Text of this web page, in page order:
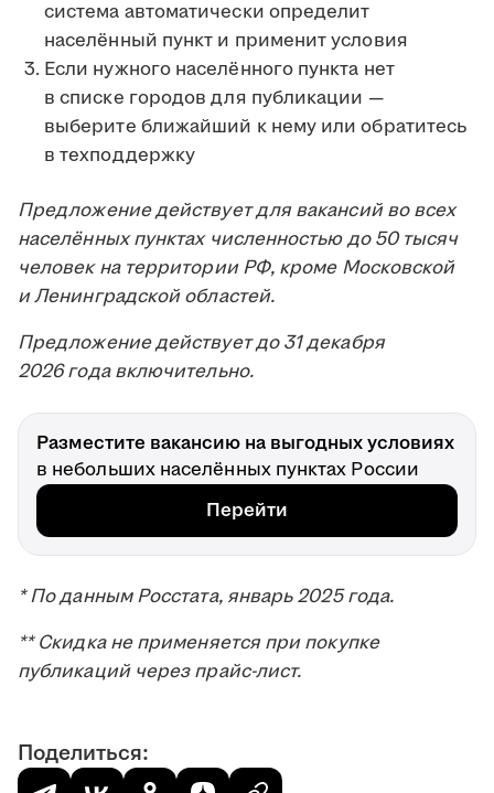
система автоматически определит
населённый пункт и применит условия
Если нужного населённого пункта нет
в списке городов для публикации —
выберите ближайший к нему или обратитесь
в техподдержку
Предложение действует для вакансий во всех
населённых пунктах численностью до 50 тысяч
человек на территории РФ, кроме Московской
и Ленинградской областей.
Предложение действует до 31 декабря
2026 года включительно.
Разместите вакансию на выгодных условиях
в небольших населённых пунктах России
Перейти
* По данным Росстата, январь 2025 года.
** Скидка не применяется при покупке
публикаций через прайс-лист.
Поделиться: